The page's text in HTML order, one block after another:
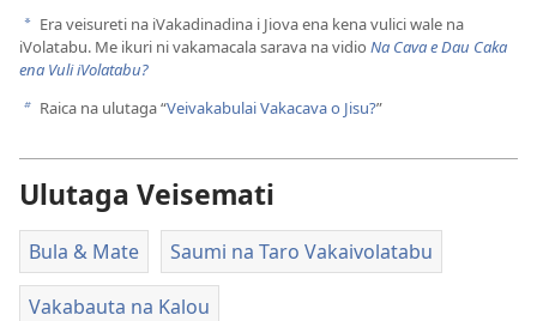
a Era veisureti na iVakadinadina i Jiova ena kena vulici wale na
iVolatabu. Me ikuri ni vakamacala sarava na vidio Na Cava e Dau Caka
ena Vuli iVolatabu?
b Raica na ulutaga “Veivakabulai Vakacava o Jisu?”
Ulutaga Veisemati
Bula & Mate Saumi na Taro Vakaivolatabu
Vakabauta na Kalou